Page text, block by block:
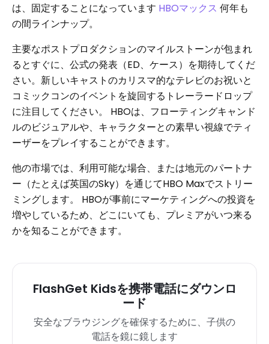
は、固定することになっています HBOマックス 何年も
の間ラインナップ。
主要なポストプロダクションのマイルストーンが包まれ
るとすぐに、公式の発表（ED、ケース）を期待してくだ
さい。新しいキャストのカリスマ的なテレビのお祝いと
コミックコンのイベントを旋回するトレーラードロップ
に注目してください。 HBOは、フローティングキャンド
ルのビジュアルや、キャラクターとの素早い視線でティ
ーザーをプレイすることができます。
他の市場では、利用可能な場合、または地元のパートナ
ー（たとえば英国のSky）を通じてHBO Maxでストリー
ミングします。 HBOが事前にマーケティングへの投資を
増やしているため、どこにいても、プレミアがいつ来る
かを知ることができます。
FlashGet Kidsを携帯電話にダウンロ
ード
安全なブラウジングを確保するために、子供の
電話を鏡に鏡します